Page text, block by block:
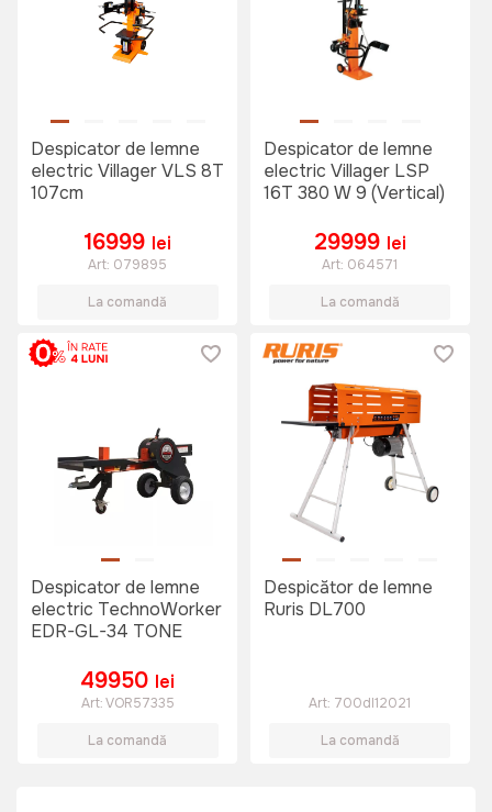
Despicator de lemne
electric Villager VLS 8T
107cm
16999 lei
Art: 079895
La comandă
Despicator de lemne
electric Villager LSP
16T 380 W 9 (Vertical)
29999 lei
Art: 064571
La comandă
Despicator de lemne
electric TechnoWorker
EDR-GL-34 TONE
49950 lei
Art:VOR57335
La comandă
Despicător de lemne
Ruris DL700
Art: 700dl12021
La comandă